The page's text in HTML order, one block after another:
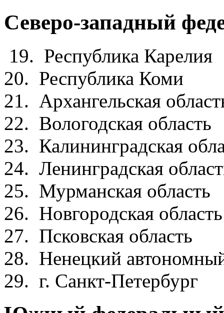
Северо-западный
19. Республика
20. Республика
21. Архангельская
22. Вологодская
23. Калининградская
24. Ленинградская
25. Мурманская
26. Новгородская
27. Псковская
28. Ненецкий
29. г. Санкт-